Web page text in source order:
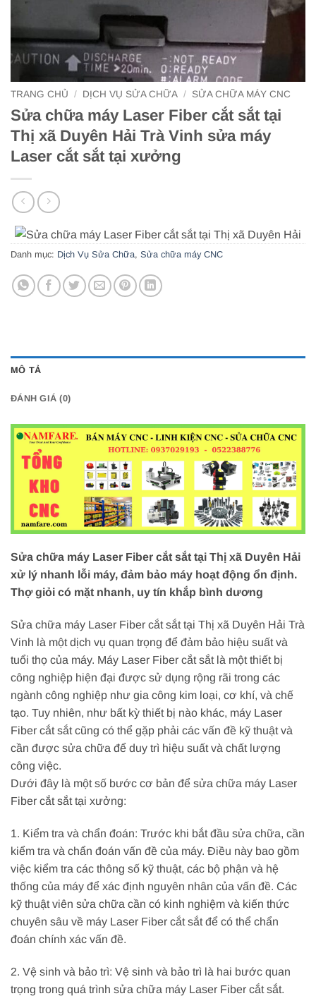
TRANG CHỦ / DỊCH VỤ SỬA CHỮA / SỬA CHỮA MÁY CNC
Sửa chữa máy Laser Fiber cắt sắt tại
Thị xã Duyên Hải Trà Vinh sửa máy
Laser cắt sắt tại xưởng
Danh mục: Dịch Vụ Sửa Chữa, Sửa chữa máy CNC
MÔ TẢ
ĐÁNH GIÁ (0)
Sửa chữa máy Laser Fiber cắt sắt tại Thị xã Duyên Hải
xử lý nhanh lỗi máy, đảm bảo máy hoạt động ổn định.
Thợ giỏi có mặt nhanh, uy tín khắp bình dương
Sửa chữa máy Laser Fiber cắt sắt tại Thị xã Duyên Hải Trà
Vinh là một dịch vụ quan trọng để đảm bảo hiệu suất và
tuổi thọ của máy. Máy Laser Fiber cắt sắt là một thiết bị
công nghiệp hiện đại được sử dụng rộng rãi trong các
ngành công nghiệp như gia công kim loại, cơ khí, và chế
tạo. Tuy nhiên, như bất kỳ thiết bị nào khác, máy Laser
Fiber cắt sắt cũng có thể gặp phải các vấn đề kỹ thuật và
cần được sửa chữa để duy trì hiệu suất và chất lượng
công việc.
Dưới đây là một số bước cơ bản để sửa chữa máy Laser
Fiber cắt sắt tại xưởng:
1. Kiểm tra và chẩn đoán: Trước khi bắt đầu sửa chữa, cần
kiểm tra và chẩn đoán vấn đề của máy. Điều này bao gồm
việc kiểm tra các thông số kỹ thuật, các bộ phận và hệ
thống của máy để xác định nguyên nhân của vấn đề. Các
kỹ thuật viên sửa chữa cần có kinh nghiệm và kiến thức
chuyên sâu về máy Laser Fiber cắt sắt để có thể chẩn
đoán chính xác vấn đề.
2. Vệ sinh và bảo trì: Vệ sinh và bảo trì là hai bước quan
trọng trong quá trình sửa chữa máy Laser Fiber cắt sắt.